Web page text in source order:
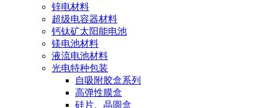
锌电材料
超级电容器材料
钙钛矿太阳能电池
镁电池材料
液流电池材料
光电特种包装
自吸附胶盒系列
高弹性膜盒
硅片、晶圆盒